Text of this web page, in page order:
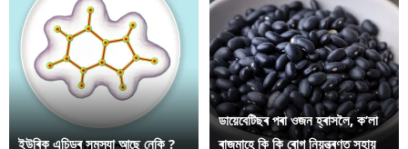
ইউৰিক এচিডৰ সমস্যা আছে নেকি ?
ডায়েবেটিছৰ পৰা ওজন হ্ৰাসলৈ, ক’লা
ৰাজমাহে কি কি ৰোগ নিয়ন্ত্ৰণত সহায়